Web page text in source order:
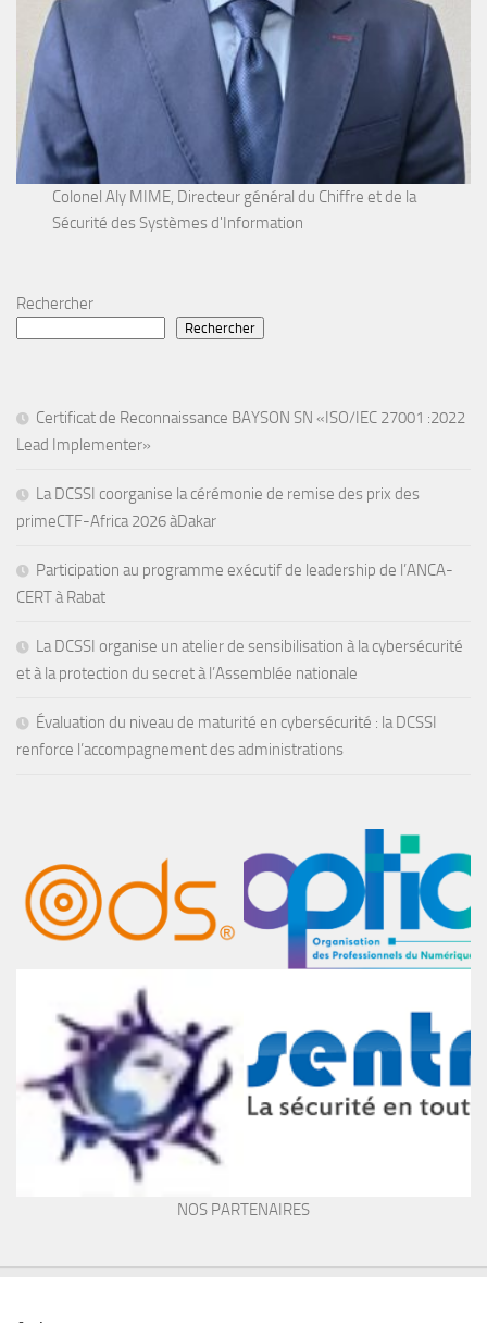
Colonel Aly MIME, Directeur général du Chiffre et de la
Sécurité des Systèmes d'Information
Rechercher
Rechercher
Certificat de Reconnaissance BAYSON SN «ISO/IEC 27001 :2022
Lead Implementer»
La DCSSI coorganise la cérémonie de remise des prix des
primeCTF-Africa 2026 àDakar
Participation au programme exécutif de leadership de l’ANCA-
CERT à Rabat
La DCSSI organise un atelier de sensibilisation à la cybersécurité
et à la protection du secret à l’Assemblée nationale
Évaluation du niveau de maturité en cybersécurité : la DCSSI
renforce l’accompagnement des administrations
NOS PARTENAIRES